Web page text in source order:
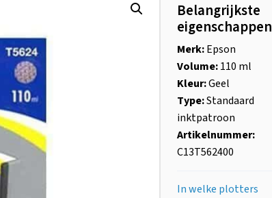
Belangrijkste
eigenschappen
Merk:Epson
Volume:110 ml
Kleur:Geel
Type:Standaard
inktpatroon
Artikelnummer:
C13T562400
In welke plotters